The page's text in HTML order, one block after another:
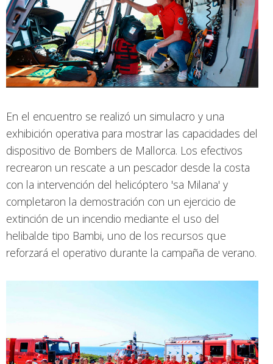
En el encuentro se realizó un simulacro y una
exhibición operativa para mostrar las capacidades del
dispositivo de Bombers de Mallorca. Los efectivos
recrearon un rescate a un pescador desde la costa
con la intervención del helicóptero 'sa Milana' y
completaron la demostración con un ejercicio de
extinción de un incendio mediante el uso del
helibalde tipo Bambi, uno de los recursos que
reforzará el operativo durante la campaña de verano.